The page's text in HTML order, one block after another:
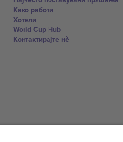
Како работи
Хотели
World Cup Hub
Контактирајте нѐ